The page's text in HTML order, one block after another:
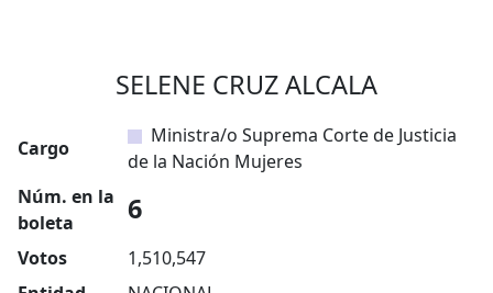
SELENE CRUZ ALCALA
Cargo
Ministra/o Suprema Corte de Justicia
de la Nación Mujeres
Núm. en la
boleta
6
Votos
1,510,547